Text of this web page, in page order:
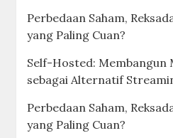
Perbedaan Saham,
yang Paling Cuan?
Self-Hosted: Membangun
sebagai Alternatif
Perbedaan Saham,
yang Paling Cuan?